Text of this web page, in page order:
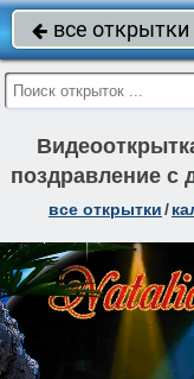
 все открытки
поздравление с
все открытки/